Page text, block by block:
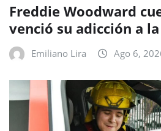
Freddie Woodward
venció su adicción a
Emiliano Lira Ago 6,